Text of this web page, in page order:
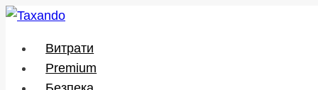
Перейти
вмісту
Витрати
Premium